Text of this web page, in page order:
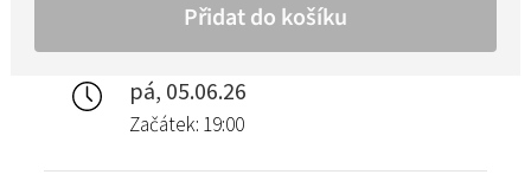
pá, 05.06.26
Začátek: 19:00